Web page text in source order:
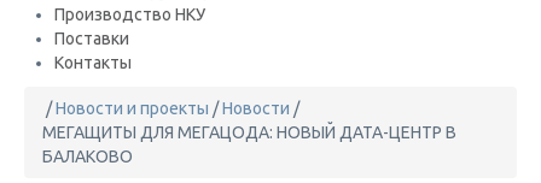
Производство НКУ
Поставки
Контакты
/Новости и проекты /Новости /
МЕГАЩИТЫ ДЛЯ МЕГАЦОДА: НОВЫЙ ДАТА-ЦЕНТР В
БАЛАКОВО